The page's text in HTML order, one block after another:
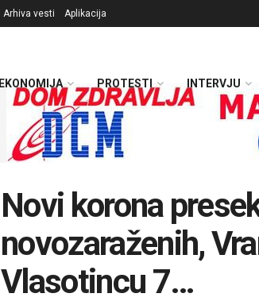
Arhiva vesti Aplikacija
EKONOMIJA PROTESTI INTERVJU
Novi korona
novozaraženih,
Vlasotincu 7…